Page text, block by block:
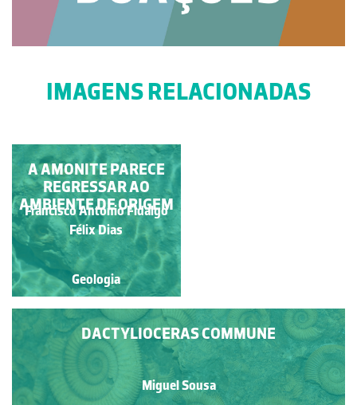
IMAGENS RELACIONADAS
DACTYLIOCERAS
COMMUNE
Miguel Sousa
Geologia
DACTYLIOCERAS COMMUNE
Miguel Sousa
A AMONITE PARECE
REGRESSAR AO
AMBIENTE DE ORIGEM
Francisco António Fidalgo
Félix Dias
Geologia